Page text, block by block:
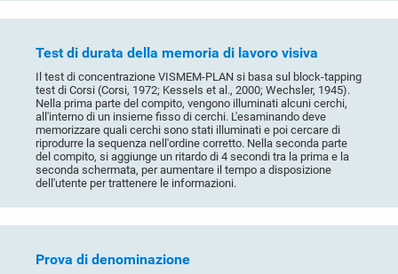
Test di durata della memoria di lavoro visiva
Il test di concentrazione VISMEM-PLAN si basa sul block-tapping
test di Corsi (Corsi, 1972; Kessels et al., 2000; Wechsler, 1945).
Nella prima parte del compito, vengono illuminati alcuni cerchi,
all'interno di un insieme fisso di cerchi. L'esaminando deve
memorizzare quali cerchi sono stati illuminati e poi cercare di
riprodurre la sequenza nell'ordine corretto. Nella seconda parte
del compito, si aggiunge un ritardo di 4 secondi tra la prima e la
seconda schermata, per aumentare il tempo a disposizione
dell'utente per trattenere le informazioni.
Prova di denominazione